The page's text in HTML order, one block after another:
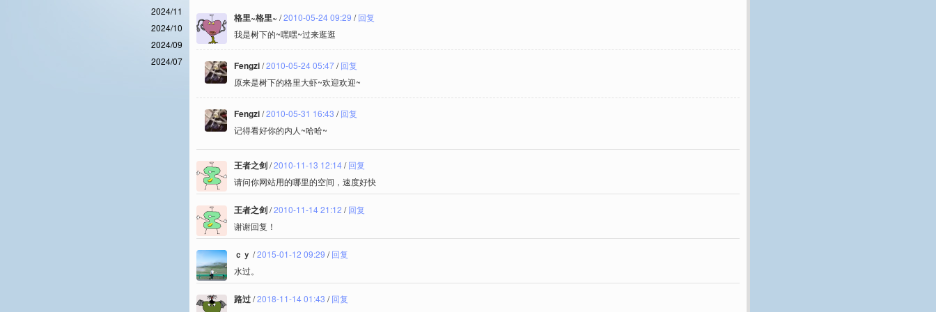
2024/11
2024/10
2024/09
2024/07
格里~格里~ /2010-05-24 09:29 /回复
我是树下的~嘿嘿~过来逛逛
Fengzi/2010-05-24 05:47/回复
原来是树下的格里大虾~欢迎欢迎~
Fengzi/2010-05-31 16:43 /回复
记得看好你的内人~哈哈~
王者之剑/2010-11-13 12:14/回复
请问你网站用的哪里的空间，速度好快
王者之剑/2010-11-14 21:12 /回复
谢谢回复！
ｃｙ /2015-01-12 09:29 /回复
水过。
路过/2018-11-14 01:43 /回复